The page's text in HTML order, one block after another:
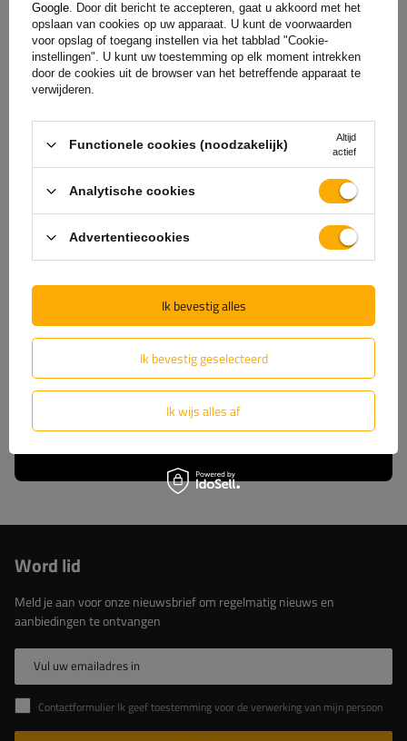
De officiële webshop van
de fabrikant
GARANTIE OP KWALITEIT EN AUTHENTICITEIT
koopt, kiest u ervoor om
rechtstreeks bij de fabrikant te kopen. U bent er
100% zeker van dat het product origineel is en dat
de transactie volledig veilig is. Wij ontwerpen en
bouwen onze aanhangwagens zelf, daarom bieden
wij u volledige technische ondersteuning en
constante toegang tot originele reserveonderdelen.
Kies voor beproefde oplossingen van de marktleider.
Lees meer over ons
Word lid
Meld je aan voor onze nieuwsbrief om regelmatig nieuws en
aanbiedingen te ontvangen
Vul uw emailadres in
Contactformulier Ik geef toestemming voor de verwerking van mijn persoonlijke gegevens in het contactformulier in overeenstemming met de Verordening van het Europees Parlement en de Raad (EU)
Google. Door dit bericht te accepteren, gaat u akkoord met het
opslaan van cookies op uw apparaat. U kunt de voorwaarden
voor opslag of toegang instellen via het tabblad "Cookie-
instellingen". U kunt uw toestemming op elk moment intrekken
door de cookies uit de browser van het betreffende apparaat te
verwijderen.
Functionele cookies (noodzakelijk)
Altijd
actief
Analytische cookies
Advertentiecookies
Ik bevestig geselecteerd
Ik wijs alles af
Ik bevestig alles